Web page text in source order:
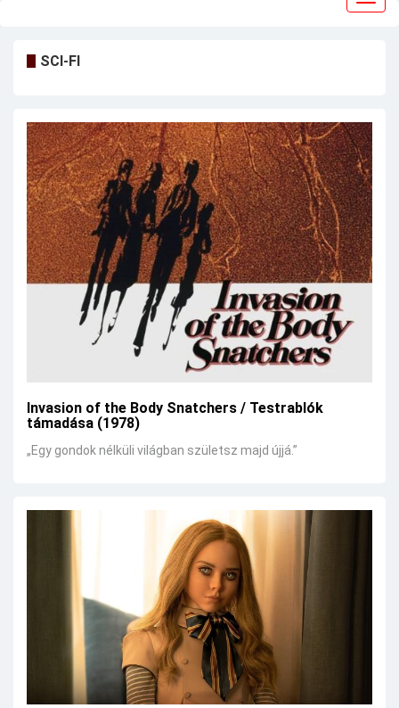
SCI-FI
Invasion of the Body Snatchers / Testrablók
támadása (1978)
„Egy gondok nélküli világban születsz majd újjá.”